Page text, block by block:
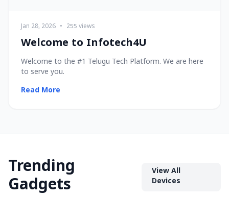
Jan 28, 2026 • 255 views
Welcome to Infotech4U
Welcome to the #1 Telugu Tech Platform. We are here
to serve you.
Read More
Trending
Gadgets
View All
Devices